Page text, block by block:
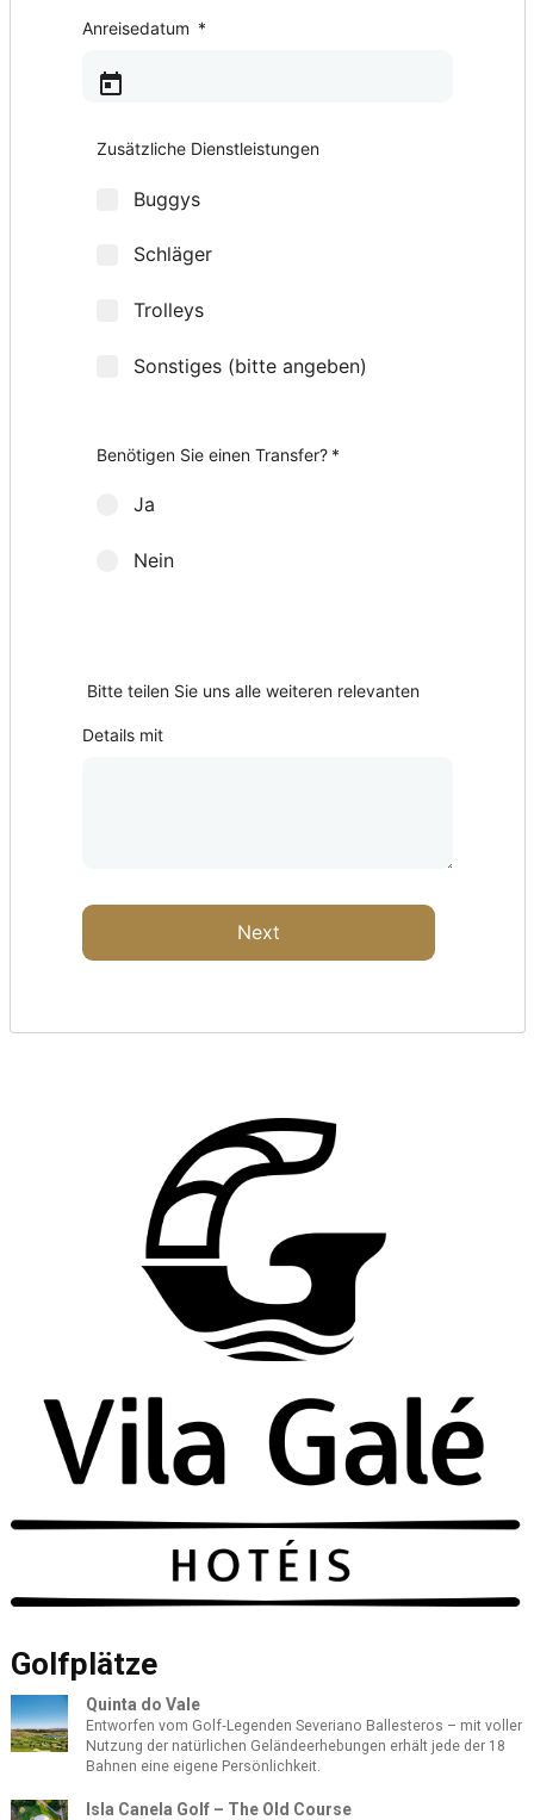
Anreisedatum *
Zusätzliche Dienstleistungen
Buggys
Schläger
Trolleys
Sonstiges (bitte angeben)
Wie viele Golfschläger-Sets möchten Sie?
Herren-Sets *
Damen-Sets*
Weitere Zusatzleistungen
Benötigen Sie einen Transfer? *
Ja
Nein
Bitte teilen Sie uns alle weiteren relevanten
Details mit
Next
Golfplätze
Quinta do Vale
Entworfen vom Golf‑Legenden Severiano Ballesteros – mit voller
Nutzung der natürlichen Geländeerhebungen erhält jede der 18
Bahnen eine eigene Persönlichkeit.
Isla Canela Golf – The Old Course